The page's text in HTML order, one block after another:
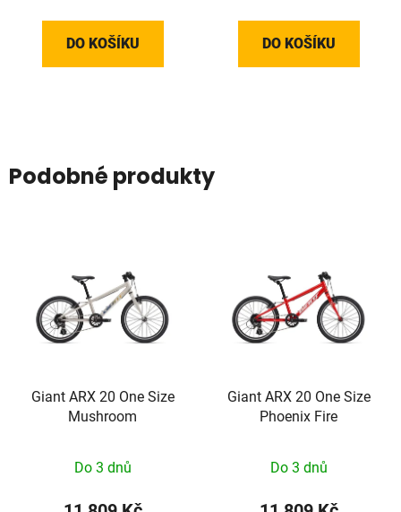
DO KOŠÍKU DO KOŠÍKU
Podobné produkty
Giant ARX 20 One Size
Mushroom
Do 3 dnů
Giant ARX 20 One Size
Phoenix Fire
Do 3 dnů